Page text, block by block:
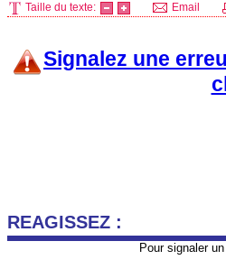
Taille du texte: Email
Signalez une
REAGISSEZ :
Pour signaler